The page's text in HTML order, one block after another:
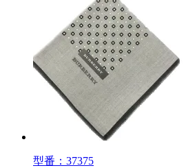
型番：37375